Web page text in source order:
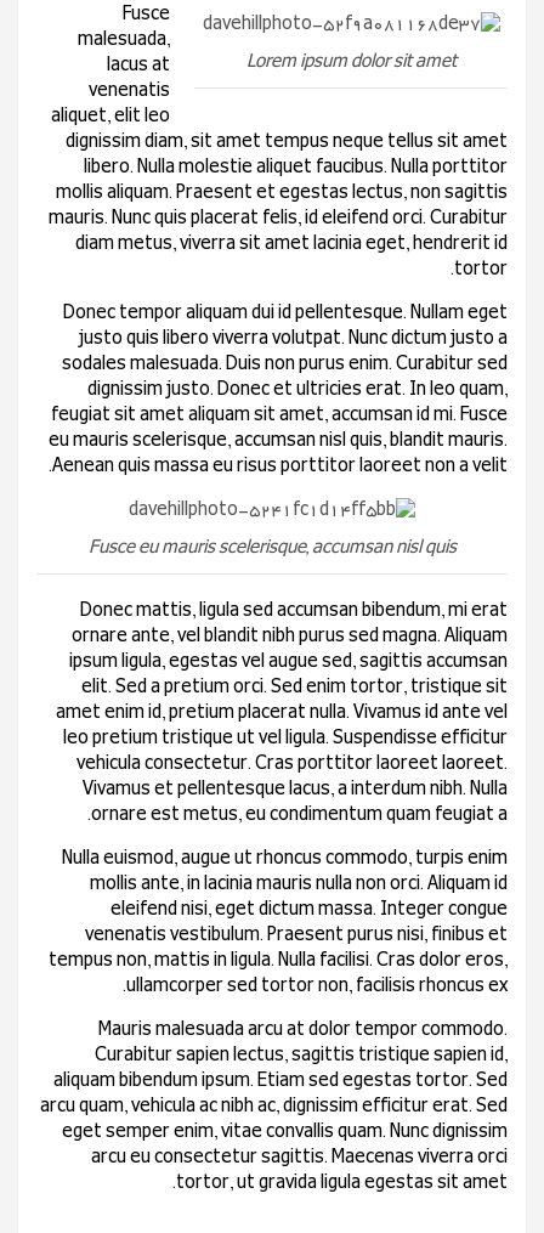
Lorem ipsum dolor sit amet
Fusce
malesuada,
lacus at
venenatis
aliquet, elit leo
dignissim diam, sit amet tempus neque tellus sit amet
libero. Nulla molestie aliquet faucibus. Nulla porttitor
mollis aliquam. Praesent et egestas lectus, non sagittis
mauris. Nunc quis placerat felis, id eleifend orci. Curabitur
diam metus, viverra sit amet lacinia eget, hendrerit id
tortor.
Donec tempor aliquam dui id pellentesque. Nullam eget
justo quis libero viverra volutpat. Nunc dictum justo a
sodales malesuada. Duis non purus enim. Curabitur sed
dignissim justo. Donec et ultricies erat. In leo quam,
feugiat sit amet aliquam sit amet, accumsan id mi. Fusce
eu mauris scelerisque, accumsan nisl quis, blandit mauris.
Aenean quis massa eu risus porttitor laoreet non a velit.
Fusce eu mauris scelerisque, accumsan nisl quis
Donec mattis, ligula sed accumsan bibendum, mi erat
ornare ante, vel blandit nibh purus sed magna. Aliquam
ipsum ligula, egestas vel augue sed, sagittis accumsan
elit. Sed a pretium orci. Sed enim tortor, tristique sit
amet enim id, pretium placerat nulla. Vivamus id ante vel
leo pretium tristique ut vel ligula. Suspendisse efficitur
vehicula consectetur. Cras porttitor laoreet laoreet.
Vivamus et pellentesque lacus, a interdum nibh. Nulla
ornare est metus, eu condimentum quam feugiat a.
Nulla euismod, augue ut rhoncus commodo, turpis enim
mollis ante, in lacinia mauris nulla non orci. Aliquam id
eleifend nisi, eget dictum massa. Integer congue
venenatis vestibulum. Praesent purus nisi, finibus et
tempus non, mattis in ligula. Nulla facilisi. Cras dolor eros,
ullamcorper sed tortor non, facilisis rhoncus ex.
Mauris malesuada arcu at dolor tempor commodo.
Curabitur sapien lectus, sagittis tristique sapien id,
aliquam bibendum ipsum. Etiam sed egestas tortor. Sed
arcu quam, vehicula ac nibh ac, dignissim efficitur erat. Sed
eget semper enim, vitae convallis quam. Nunc dignissim
arcu eu consectetur sagittis. Maecenas viverra orci
tortor, ut gravida ligula egestas sit amet.